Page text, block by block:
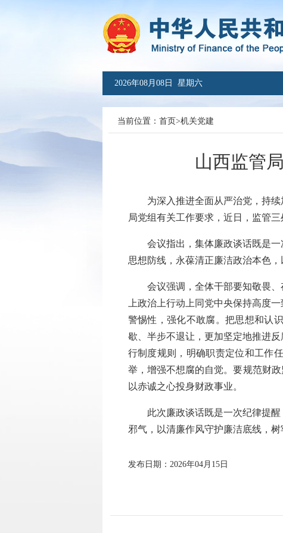
2026年08月08日 星期六
当前位置： 首页>机关党建
山西监管
为深入推进全面从严治党，持续
局党组有关工作要求，近日，监管
会议指出，集体廉政谈话既是一
思想防线，永葆清正廉洁政治本色
会议强调，全体干部要知敬畏、
上政治上行动上同党中央保持高度
警惕性，强化不敢腐。把思想和认
歇、半步不退让，更加坚定地推进
行制度规则，明确职责定位和工作
举，增强不想腐的自觉。要规范财
以赤诚之心投身财政事业。
此次廉政谈话既是一次纪律提醒
邪气，以清廉作风守护廉洁底线，
发布日期：2026年04月15日